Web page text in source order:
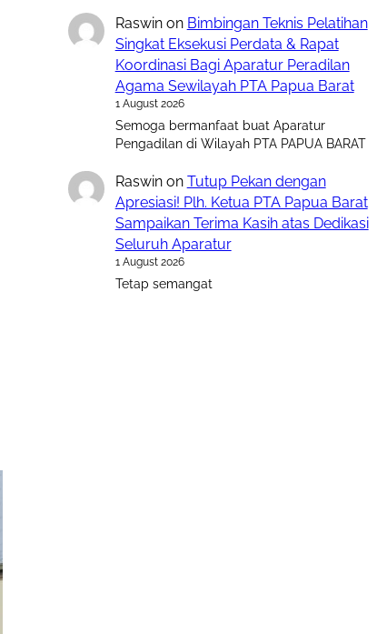
Raswinon Bimbingan Teknis Pelatihan
Singkat Eksekusi Perdata & Rapat
Koordinasi Bagi Aparatur Peradilan
Agama Sewilayah PTA Papua Barat
1 August 2026
Semoga bermanfaat buat Aparatur
Pengadilan di Wilayah PTA PAPUA BARAT
Raswinon Tutup Pekan dengan
Apresiasi! Plh. Ketua PTA Papua Barat
Sampaikan Terima Kasih atas Dedikasi
Seluruh Aparatur
1 August 2026
Tetap semangat